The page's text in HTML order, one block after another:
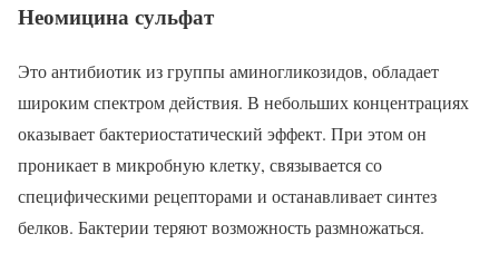
Неомицина сульфат
Это антибиотик из группы аминогликозидов, обладает
широким спектром действия. В небольших концентрациях
оказывает бактериостатический эффект. При этом он
проникает в микробную клетку, связывается со
специфическими рецепторами и останавливает синтез
белков. Бактерии теряют возможность размножаться.